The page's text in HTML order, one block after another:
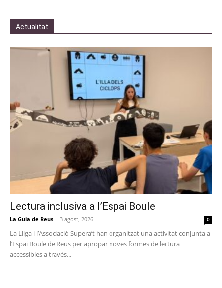
Actualitat
Lectura inclusiva a l’Espai Boule
La Guia de Reus - 3 agost, 2026 0
La Lliga i l’Associació Supera’t han organitzat una activitat conjunta a
l’Espai Boule de Reus per apropar noves formes de lectura
accessibles a través...